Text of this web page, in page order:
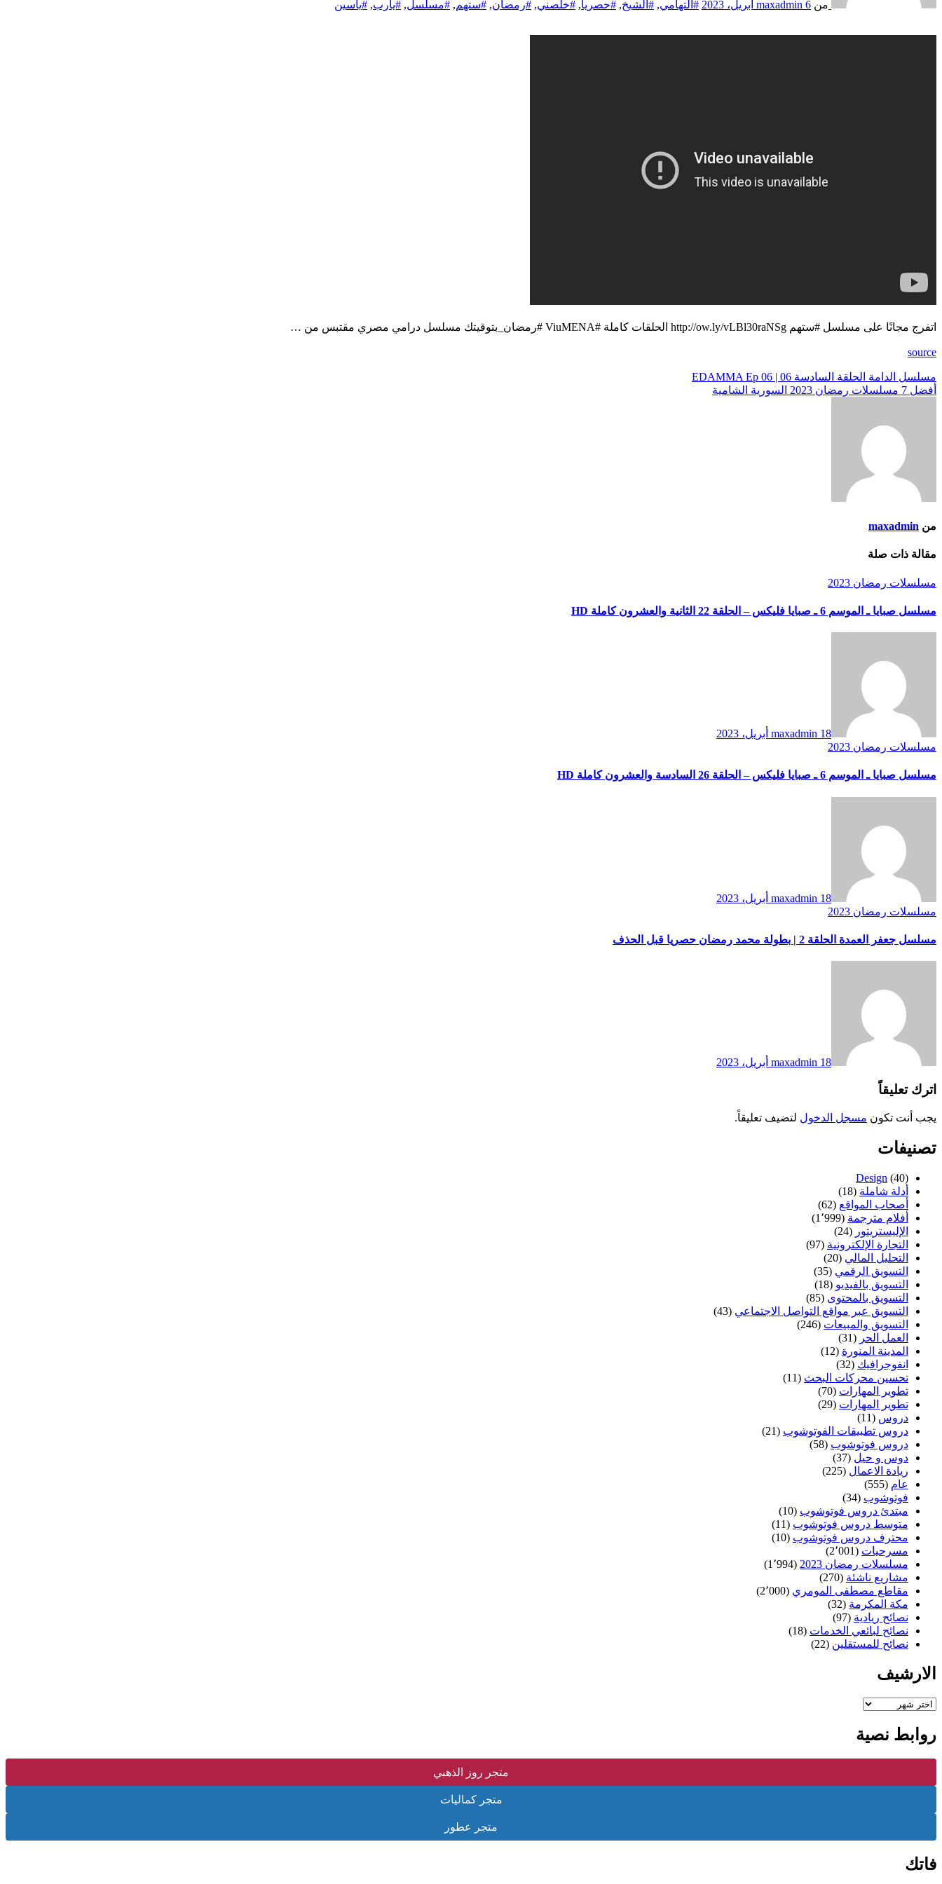
من maxadmin 6 أبريل، 2023 #التهامي, #الشيخ, #حصريا, #خلصني, #رمضان, #ستهم, #مسلسل, #يارب, #ياسين
اتفرج مجانًا على مسلسل #ستهم http://ow.ly/vLBl30raNSg الحلقات كاملة #ViuMENA #رمضان_بتوقيتك مسلسل درامي مصري مقتبس من …
source
تصفّح
المقالات
مسلسل الدامة الحلقة السادسة 06 | EDAMMA Ep 06
أفضل 7 مسلسلات رمضان 2023 السورية الشامية
من maxadmin
مقالة ذات صلة
مسلسلات رمضان 2023
مسلسل صبايا ـ الموسم 6 ـ صبايا فليكس – الحلقة 22 الثانية والعشرون كاملة HD
maxadmin 18 أبريل، 2023
مسلسلات رمضان 2023
مسلسل صبايا ـ الموسم 6 ـ صبايا فليكس – الحلقة 26 السادسة والعشرون كاملة HD
maxadmin 18 أبريل، 2023
مسلسلات رمضان 2023
مسلسل جعفر العمدة الحلقة 2 | بطولة محمد رمضان حصريا قبل الحذف
maxadmin 18 أبريل، 2023
اترك تعليقاً
يجب أنت تكون مسجل الدخول لتضيف تعليقاً.
تصنيفات
Design (40)
أدلة شاملة (18)
أصحاب المواقع (62)
أفلام مترجمة (1٬999)
الإليستريتور (24)
التجارة الإلكترونية (97)
التحليل المالي (20)
التسويق الرقمي (35)
التسويق بالفيديو (18)
التسويق بالمحتوى (85)
التسويق عبر مواقع التواصل الاجتماعي (43)
التسويق والمبيعات (246)
العمل الحر (31)
المدينة المنورة (12)
انفوجرافيك (32)
تحسين محركات البحث (11)
تطوير المهارات (70)
تطوير المهارات (29)
دروس (11)
دروس تطبيقات الفوتوشوب (21)
دروس فوتوشوب (58)
دوس و حيل (37)
ريادة الاعمال (225)
عام (555)
فوتوشوب (34)
مبتدئ دروس فوتوشوب (10)
متوسط دروس فوتوشوب (11)
محترف دروس فوتوشوب (10)
مسرحيات (2٬001)
مسلسلات رمضان 2023
(1٬994)
مشاريع ناشئة (270)
مقاطع مصطفى المومري (2٬000)
مكة المكرمة (32)
نصائح ريادية (97)
نصائح لبائعي الخدمات (18)
نصائح للمستقلين (22)
الارشيف
الارشيف
روابط نصية
متجر روز الذهبي
متجر كماليات
متجر عطور
فاتك